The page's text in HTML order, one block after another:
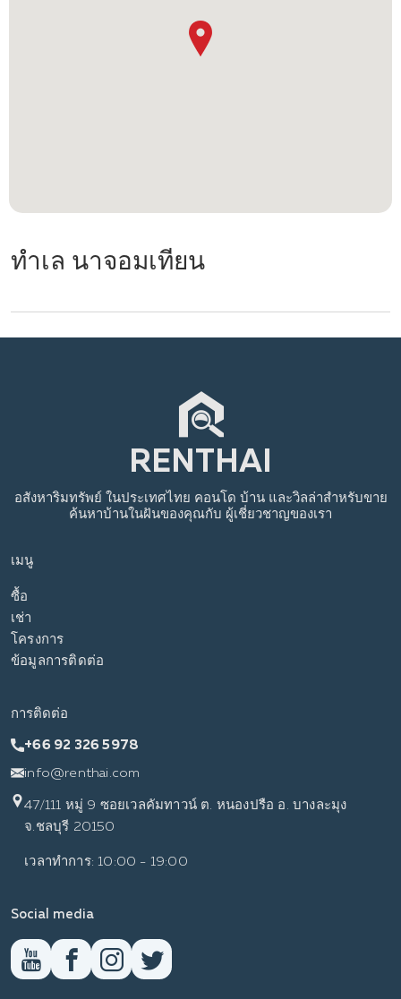
ทำเล นาจอมเทียน
เมนู
ซื้อ
เช่า
โครงการ
ข้อมูลการติดต่อ
อสังหาริมทรัพย์ ในประเทศไทย คอนโด บ้าน และวิลล่าสำหรับขาย
ค้นหาบ้านในฝันของคุณกับ ผู้เชี่ยวชาญของเรา
การติดต่อ
+66 92 326 5978
info@renthai.com
47/111 หมู่ 9 ซอยเวลคัมทาวน์ ต. หนองปรือ อ. บางละมุง
จ.ชลบุรี 20150
เวลาทำการ: 10:00 - 19:00
Social media